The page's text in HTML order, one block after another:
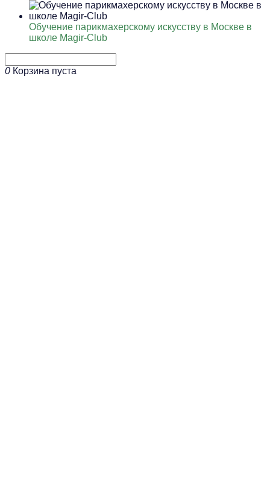
Обучение парикмахерскому искусству в Москве в
школе Magir-Club
0 Корзина пуста